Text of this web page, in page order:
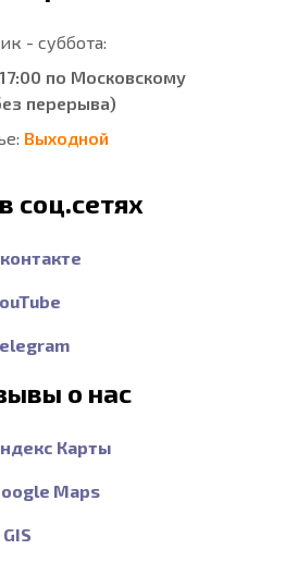
- суббота:
по Московскому
перерыва)
Выходной
соц.сетях
о нас
Карты
Maps